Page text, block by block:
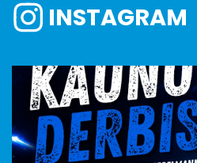
INSTAGRAM